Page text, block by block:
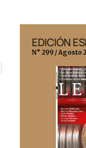
EDICIÓN
N° 299 / Agosto